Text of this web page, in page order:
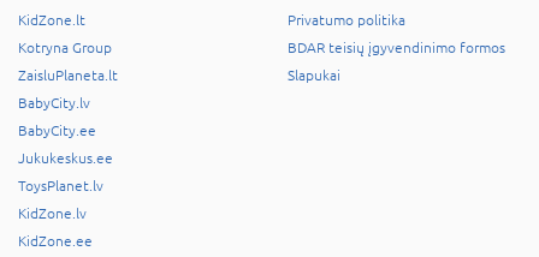
KidZone.lt
Kotryna Group
ZaisluPlaneta.lt
BabyCity.lv
BabyCity.ee
Jukukeskus.ee
ToysPlanet.lv
KidZone.lv
KidZone.ee
Privatumo politika
BDAR teisių įgyvendinimo formos
Slapukai